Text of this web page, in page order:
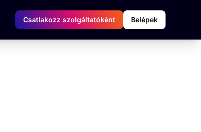
Csatlakozz szolgáltatóként Belépek